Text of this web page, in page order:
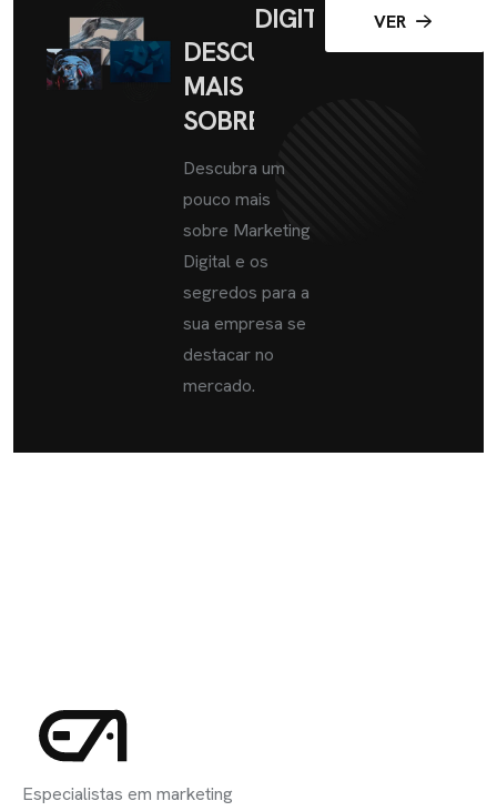
DESCUBRA
MAIS
SOBRE
DIGITAL
Descubra um
pouco mais
sobre Marketing
Digital e os
segredos para a
sua empresa se
destacar no
mercado.
VER
Especialistas em marketing